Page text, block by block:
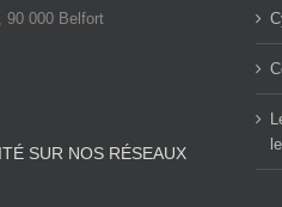
90 000 Belfort
SUR NOS RÉSEAUX